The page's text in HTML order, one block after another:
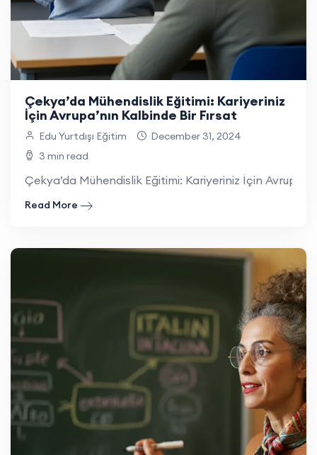
Çekya’da Mühendislik Eğitimi: Kariyeriniz
İçin Avrupa’nın Kalbinde Bir Fırsat
Edu Yurtdışı Eğitim
December 31, 2024
3 min read
Çekya’da Mühendislik Eğitimi: Kariyeriniz İçin
Read More